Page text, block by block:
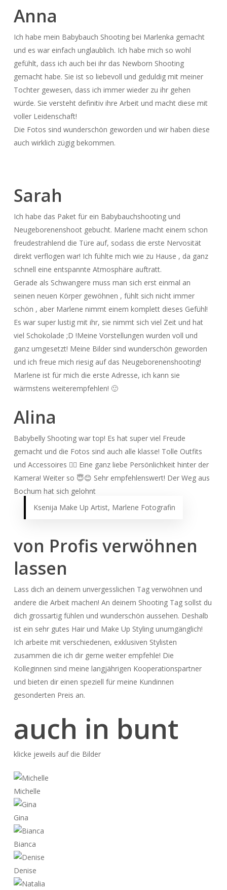
Anna
Ich habe mein Babybauch Shooting bei Marlenka gemacht
und es war einfach unglaublich. Ich habe mich so wohl
gefühlt, dass ich auch bei ihr das Newborn Shooting
gemacht habe. Sie ist so liebevoll und geduldig mit meiner
Tochter gewesen, dass ich immer wieder zu ihr gehen
würde. Sie versteht definitiv ihre Arbeit und macht diese mit
voller Leidenschaft!
Die Fotos sind wunderschön geworden und wir haben diese
auch wirklich zügig bekommen.
Sarah
Ich habe das Paket für ein Babybauchshooting und
Neugeborenenshoot gebucht. Marlene macht einem schon
freudestrahlend die Türe auf, sodass die erste Nervosität
direkt verflogen war! Ich fühlte mich wie zu Hause , da ganz
schnell eine entspannte Atmosphäre auftratt.
Gerade als Schwangere muss man sich erst einmal an
seinen neuen Körper gewöhnen , fühlt sich nicht immer
schön , aber Marlene nimmt einem komplett dieses Gefühl!
Es war super lustig mit ihr, sie nimmt sich viel Zeit und hat
viel Schokolade ;D !Meine Vorstellungen wurden voll und
ganz umgesetzt! Meine Bilder sind wunderschön geworden
und ich freue mich riesig auf das Neugeborenenshooting!
Marlene ist für mich die erste Adresse, ich kann sie
wärmstens weiterempfehlen! 🙂
Alina
Babybelly Shooting war top! Es hat super viel Freude
gemacht und die Fotos sind auch alle klasse! Tolle Outfits
und Accessoires 👍🏼 Eine ganz liebe Persönlichkeit hinter der
Kamera! Weiter so 😇😊 Sehr empfehlenswert! Der Weg aus
Bochum hat sich gelohnt
Ksenija Make Up Artist, Marlene Fotografin
von Profis verwöhnen
lassen
Lass dich an deinem unvergesslichen Tag verwöhnen und
andere die Arbeit machen! An deinem Shooting Tag sollst du
dich grossartig fühlen und wunderschön aussehen. Deshalb
ist ein sehr gutes Hair und Make Up Styling unumgänglich!
Ich arbeite mit verschiedenen, exklusiven Stylisten
zusammen die ich dir gerne weiter empfehle! Die
Kolleginnen sind meine langjährigen Kooperationspartner
und bieten dir einen speziell für meine Kundinnen
gesonderten Preis an.
auch in bunt
klicke jeweils auf die Bilder
Michelle
Gina
Bianca
Denise